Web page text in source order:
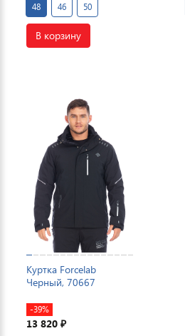
48 46 50
В корзину
Куртка Forcelab
Черный, 70667
-39%
13 820 ₽